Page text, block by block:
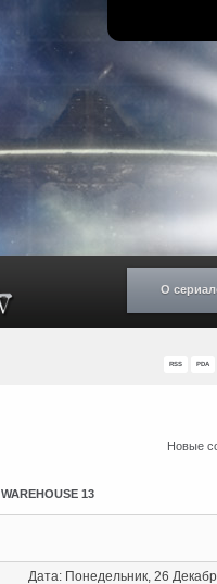
О
RSS PDA
Новые
WAREHOUSE 13
Дата: Понедельник, 26